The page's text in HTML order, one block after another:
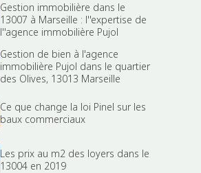
Gestion immobilière dans le
13007 à Marseille : l''expertise de
l''agence immobilière Pujol
Gestion de bien à l'agence
immobilière Pujol dans le quartier
des Olives, 13013 Marseille
Ce que change la loi Pinel sur les
baux commerciaux
Les prix au m2 des loyers dans le
13004 en 2019